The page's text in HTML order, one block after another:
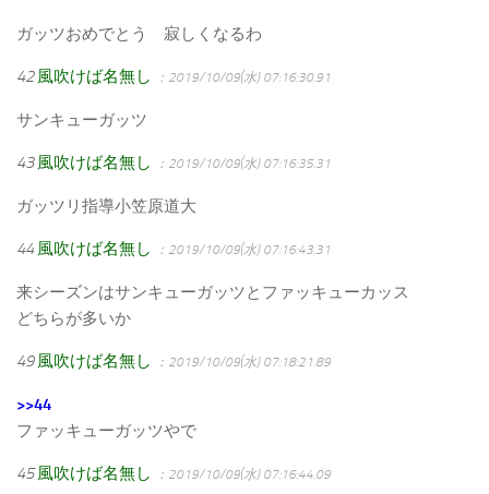
ガッツおめでとう 寂しくなるわ
42 風吹けば名無し ：2019/10/09(水) 07:16:30.91
サンキューガッツ
43 風吹けば名無し ：2019/10/09(水) 07:16:35.31
ガッツリ指導小笠原道大
44 風吹けば名無し ：2019/10/09(水) 07:16:43.31
来シーズンはサンキューガッツとファッキューカッス
どちらが多いか
49 風吹けば名無し ：2019/10/09(水) 07:18:21.89
>>44
ファッキューガッツやで
45 風吹けば名無し ：2019/10/09(水) 07:16:44.09